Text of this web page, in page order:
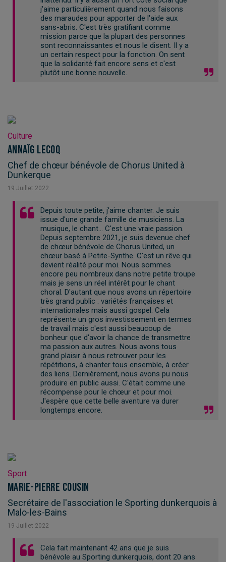
j'aime particulièrement quand nous faisons
des maraudes pour apporter de l'aide aux
sans-abris. C'est très gratifiant comme
mission parce que la plupart des personnes
sont reconnaissantes et nous le disent. Il y a
un certain respect pour la fonction. On sent
que la solidarité fait encore sens et c'est
plutôt une bonne nouvelle.
Culture
Annaïg Lecoq
Chef de chœur bénévole de Chorus United à
Dunkerque
19 Juillet 2022
Depuis toute petite, j'aime chanter. Je suis
issue d'une grande famille de musiciens. La
musique, le chant… C'est une vraie passion.
Depuis septembre 2021, je suis devenue chef
de chœur bénévole de Chorus United, un
chœur basé à Petite-Synthe. C'est un rêve qui
devient réalité pour moi. Nous sommes
encore peu nombreux dans notre petite troupe
mais je sens un réel intérêt pour le chant
choral. D'autant que nous avons un répertoire
très grand public : variétés françaises et
internationales mais aussi gospel. Cela
représente un gros investissement en termes
de travail mais c'est aussi beaucoup de
bonheur que d'avoir la chance de transmettre
ma passion aux autres. Nous avons tous
grand plaisir à nous retrouver pour les
répétitions, à chanter tous ensemble, à créer
des liens. Dernièrement, nous avons pu nous
produire en public aussi. C'était comme une
récompense pour le chœur et pour moi.
J'espère que cette belle aventure va durer
longtemps encore.
Sport
Marie-Pierre Cousin
Secrétaire de l'association le Sporting dunkerquois à
Malo-les-Bains
19 Juillet 2022
Cela fait maintenant 42 ans que je suis
bénévole au Sporting dunkerquois, dont 20 ans